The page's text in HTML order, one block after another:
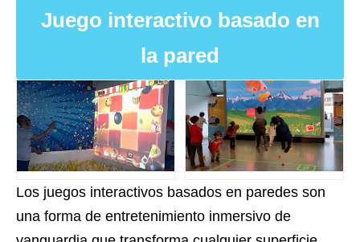
Juego interactivo basado en
la pared
Los juegos interactivos basados ​​en paredes son
una forma de entretenimiento inmersivo de